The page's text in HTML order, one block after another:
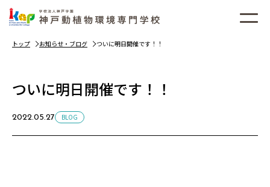
トップ お知らせ・ブログ ついに明日開催です！！
ついに明日開催です！！
2022.05.27 BLOG